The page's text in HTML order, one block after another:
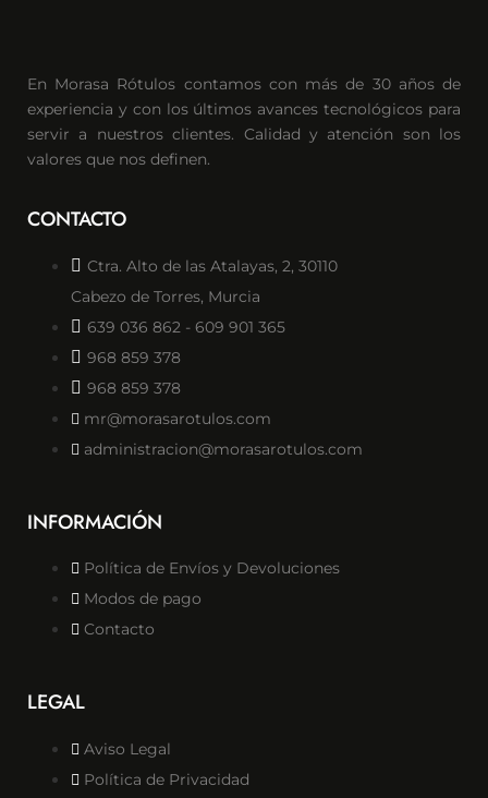
En Morasa Rótulos contamos con más de 30 años de
experiencia y con los últimos avances tecnológicos para
servir a nuestros clientes. Calidad y atención son los
valores que nos definen.
CONTACTO
Ctra. Alto de las Atalayas, 2, 30110
Cabezo de Torres, Murcia
639 036 862 - 609 901 365
968 859 378
968 859 378
mr@morasarotulos.com
administracion@morasarotulos.com
INFORMACIÓN
Política de Envíos y Devoluciones
Modos de pago
Contacto
LEGAL
Aviso Legal
Política de Privacidad